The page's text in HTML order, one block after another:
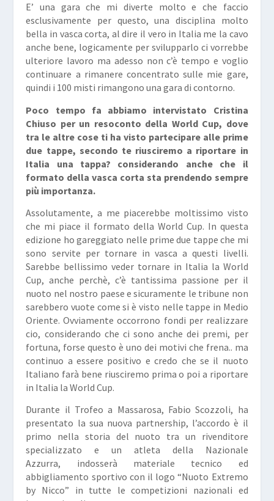
E’ una gara che mi diverte molto e che faccio
esclusivamente per questo, una disciplina molto
bella in vasca corta, al dire il vero in Italia me la cavo
anche bene, logicamente per svilupparlo ci vorrebbe
ulteriore lavoro ma adesso non c’è tempo e voglio
continuare a rimanere concentrato sulle mie gare,
quindi i 100 misti rimangono una gara di contorno.
Poco tempo fa abbiamo intervistato Cristina
Chiuso per un resoconto della World Cup, dove
tra le altre cose ti ha visto partecipare alle prime
due tappe, secondo te riusciremo a riportare in
Italia una tappa? considerando anche che il
formato della vasca corta sta prendendo sempre
più importanza.
Assolutamente, a me piacerebbe moltissimo visto
che mi piace il formato della World Cup. In questa
edizione ho gareggiato nelle prime due tappe che mi
sono servite per tornare in vasca a questi livelli.
Sarebbe bellissimo veder tornare in Italia la World
Cup, anche perchè, c’è tantissima passione per il
nuoto nel nostro paese e sicuramente le tribune non
sarebbero vuote come si è visto nelle tappe in Medio
Oriente. Ovviamente occorrono fondi per realizzare
cio, considerando che ci sono anche dei premi, per
fortuna, forse questo è uno dei motivi che frena.. ma
continuo a essere positivo e credo che se il nuoto
Italiano farà bene riusciremo prima o poi a riportare
in Italia la World Cup.
Durante il Trofeo a Massarosa, Fabio Scozzoli, ha
presentato la sua nuova partnership, l’accordo è il
primo nella storia del nuoto tra un rivenditore
specializzato e un atleta della Nazionale
Azzurra, indosserà materiale tecnico ed
abbigliamento sportivo con il logo “Nuoto Extremo
by Nicco” in tutte le competizioni nazionali ed